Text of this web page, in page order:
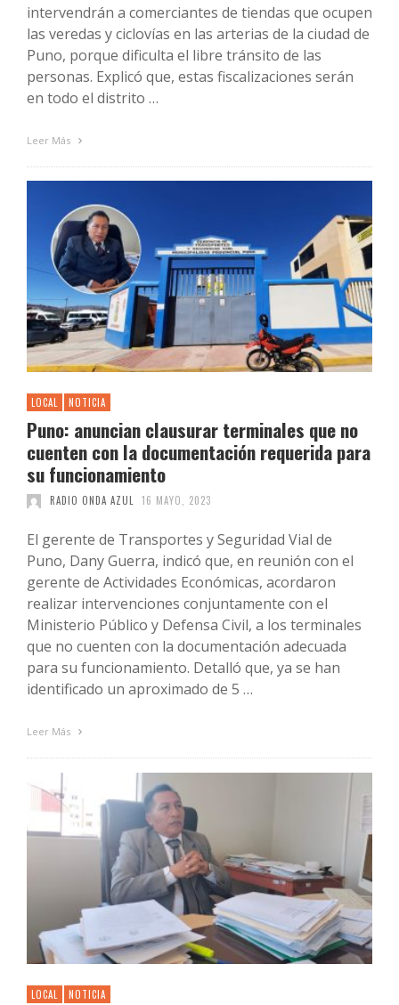
intervendrán a comerciantes de tiendas que ocupen
las veredas y ciclovías en las arterias de la ciudad de
Puno, porque dificulta el libre tránsito de las
personas. Explicó que, estas fiscalizaciones serán
en todo el distrito …
Leer Más
LOCAL NOTICIA
Puno: anuncian clausurar terminales que no
cuenten con la documentación requerida para
su funcionamiento
RADIO ONDA AZUL 16 MAYO, 2023
El gerente de Transportes y Seguridad Vial de
Puno, Dany Guerra, indicó que, en reunión con el
gerente de Actividades Económicas, acordaron
realizar intervenciones conjuntamente con el
Ministerio Público y Defensa Civil, a los terminales
que no cuenten con la documentación adecuada
para su funcionamiento. Detalló que, ya se han
identificado un aproximado de 5 …
Leer Más
LOCAL NOTICIA